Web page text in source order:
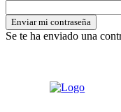
Se te ha enviado una